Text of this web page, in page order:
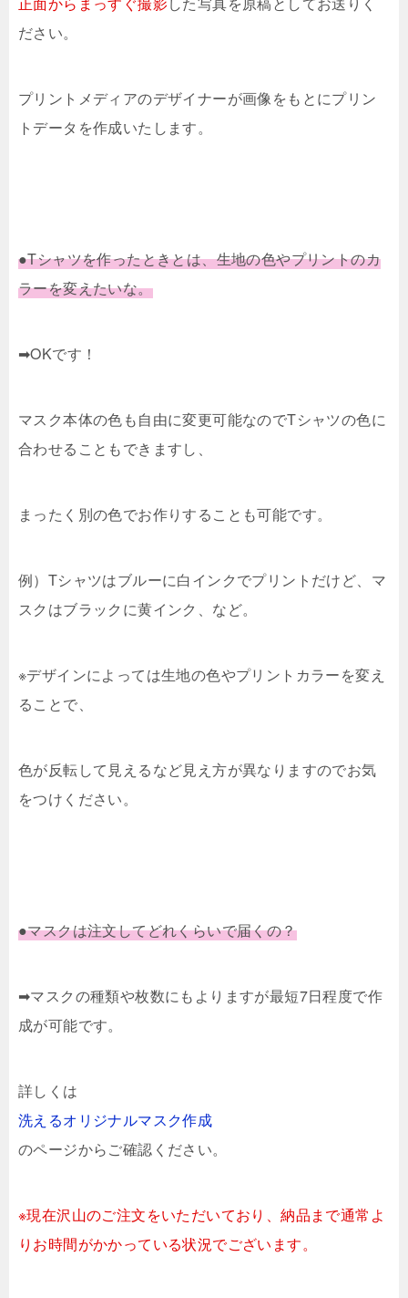
ださい。
プリントメディアのデザイナーが画像をもとにプリン
トデータを作成いたします。
●Tシャツを作ったときとは、生地の色やプリントのカ
ラーを変えたいな。
➡OKです！
マスク本体の色も自由に変更可能なのでTシャツの色に
合わせることもできますし、
まったく別の色でお作りすることも可能です。
例）Tシャツはブルーに白インクでプリントだけど、マ
スクはブラックに黄インク、など。
※デザインによっては生地の色やプリントカラーを変え
ることで、
色が反転して見えるなど見え方が異なりますのでお気
をつけください。
●マスクは注文してどれくらいで届くの？
➡マスクの種類や枚数にもよりますが最短7日程度で作
成が可能です。
詳しくは
洗えるオリジナルマスク作成
のページからご確認ください。
※現在沢山のご注文をいただいており、納品まで通常よ
りお時間がかかっている状況でございます。